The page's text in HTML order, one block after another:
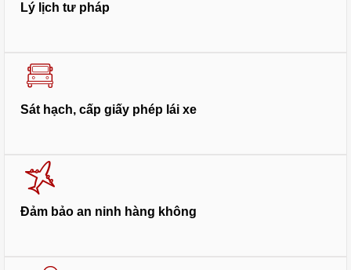
Lý lịch tư pháp
Sát hạch, cấp giấy phép lái xe
Đảm bảo an ninh hàng không